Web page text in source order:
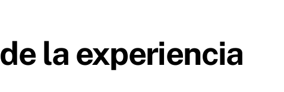
la experiencia